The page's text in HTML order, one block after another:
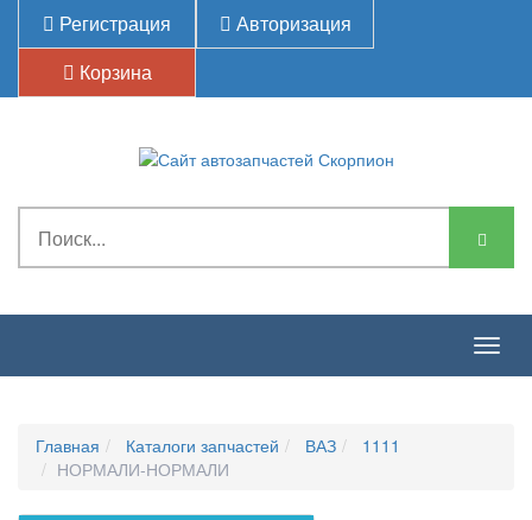
Регистрация
Авторизация
Корзина
Главная Каталоги запчастей ВАЗ
1111
НОРМАЛИ-НОРМАЛИ